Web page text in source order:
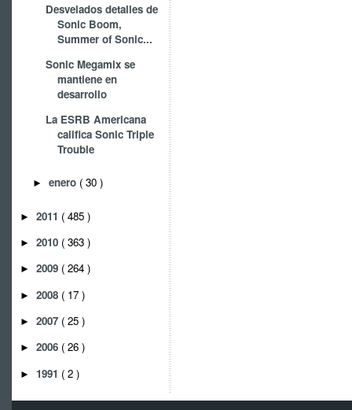
Desvelados detalles de
Sonic Boom,
Summer of Sonic...
Sonic Megamix se
mantiene en
desarrollo
La ESRB Americana
califica Sonic Triple
Trouble
► enero ( 30 )
► 2011 ( 485 )
► 2010 ( 363 )
► 2009 ( 264 )
► 2008 ( 17 )
► 2007 ( 25 )
► 2006 ( 26 )
► 1991 ( 2 )